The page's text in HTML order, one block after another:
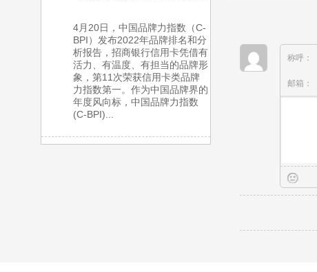
4月20日，中国品牌力指数（C-
BPI）发布2022年品牌排名和分
析报告，招商银行信用卡凭借有
活力、有温度、有担当的品牌形
象，第11次荣获信用卡类品牌
力指数第一。作为中国品牌界的
年度风向标，中国品牌力指数
(C-BPI)...
称呼：
邮箱：